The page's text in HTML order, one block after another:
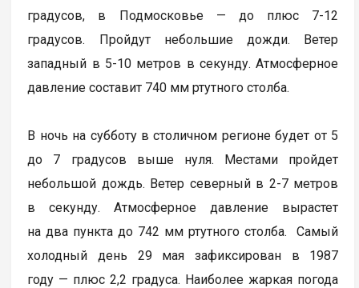
градусов, в Подмосковье — до плюс 7-12
градусов. Пройдут небольшие дожди. Ветер
западный в 5-10 метров в секунду. Атмосферное
давление составит 740 мм ртутного столба.
В ночь на субботу в столичном регионе будет от 5
до 7 градусов выше нуля. Местами пройдет
небольшой дождь. Ветер северный в 2-7 метров
в секунду. Атмосферное давление вырастет
на два пункта до 742 мм ртутного столба. Самый
холодный день 29 мая зафиксирован в 1987
году — плюс 2,2 градуса. Наиболее жаркая погода